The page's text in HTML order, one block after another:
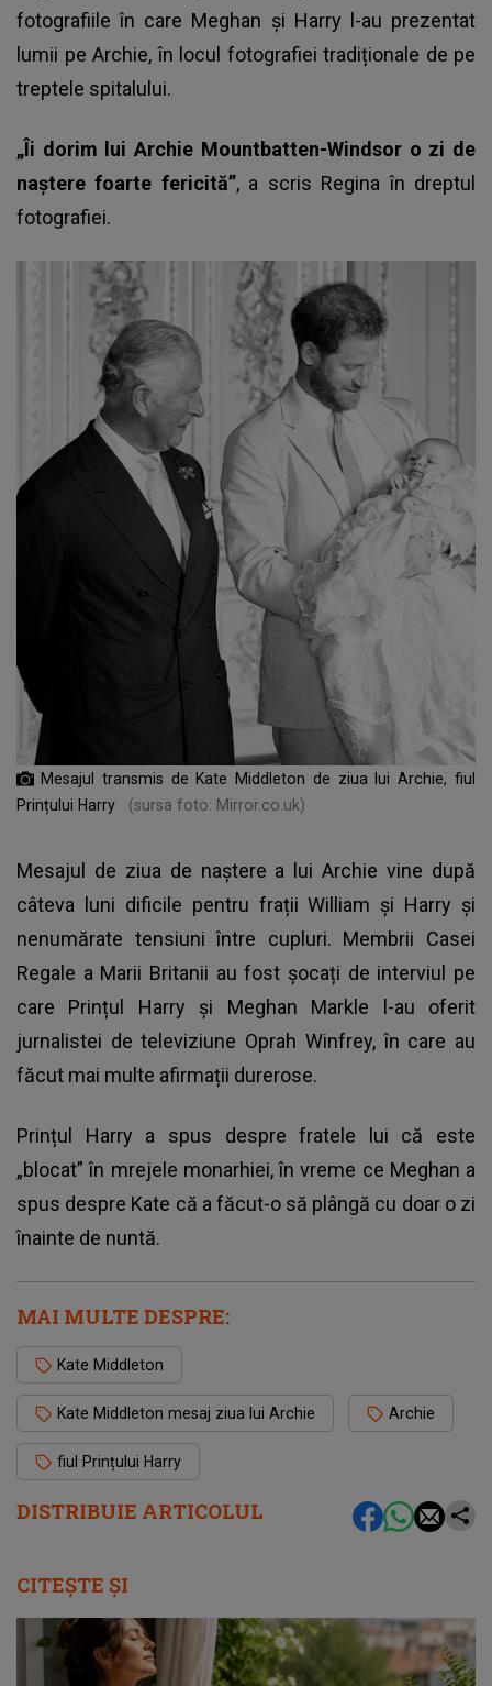
DISTRIBUIE ARTICOLUL
fotografiile în care Meghan și Harry l-au prezentat
lumii pe Archie, în locul fotografiei tradiționale de pe
treptele spitalului.
„Îi dorim lui Archie Mountbatten-Windsor o zi de
naștere foarte fericită”, a scris Regina în dreptul
fotografiei.
Mesajul transmis de Kate Middleton de ziua lui Archie, fiul
Prințului Harry
(sursa foto: Mirror.co.uk)
Mesajul de ziua de naștere a lui Archie vine după
câteva luni dificile pentru frații William și Harry și
nenumărate tensiuni între cupluri. Membrii Casei
Regale a Marii Britanii au fost șocați de interviul pe
care Prințul Harry și Meghan Markle l-au oferit
jurnalistei de televiziune Oprah Winfrey, în care au
făcut mai multe afirmații durerose.
Prințul Harry a spus despre fratele lui că este
„blocat” în mrejele monarhiei, în vreme ce Meghan a
spus despre Kate că a făcut-o să plângă cu doar o zi
înainte de nuntă.
MAI MULTE DESPRE:
Kate Middleton
Kate Middleton mesaj ziua lui Archie Archie
fiul Prințului Harry
CITEȘTE ȘI